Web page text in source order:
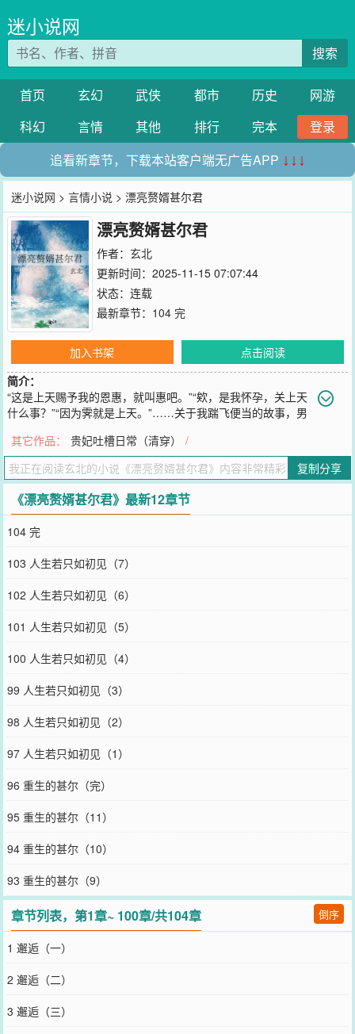
迷小说网
搜索
首页 玄幻 武侠 都市 历史
网游
科幻
言情 其他 排行 完本
登录
追看新章节，下载本站客户端无广告APP ↓↓↓
迷小说网 >言情小说 > 漂亮赘婿甚尔君
漂亮赘婿甚尔君
作者： 玄北
更新时间：2025-11-15 07:07:44
状态：连载
最新章节： 104 完
加入书架
点击阅读
简介：
“这是上天赐予我的恩惠，就叫惠吧。”“欸，是我怀孕，关上天
什么事？”“因为霁就是上天。”……关于我踹飞便当的故事，男
第三人称（其他人心理活动时这个视角）段评已开求个收藏，救救孩
子吧~
您要是觉得《漂亮赘婿甚尔君》还不错的话请不要忘记向您QQ群和微
博微信里的朋友推荐哦！
其它作品： 贵妃吐槽日常（清穿）
/
复制分享
《漂亮赘婿甚尔君》最新12章节
104 完
103 人生若只如初见（7）
102 人生若只如初见（6）
101 人生若只如初见（5）
100 人生若只如初见（4）
99 人生若只如初见（3）
98 人生若只如初见（2）
97 人生若只如初见（1）
96 重生的甚尔（完）
95 重生的甚尔（11）
94 重生的甚尔（10）
93 重生的甚尔（9）
章节列表，第1章~ 100章/共104章 倒序
1 邂逅（一）
2 邂逅（二）
3 邂逅（三）